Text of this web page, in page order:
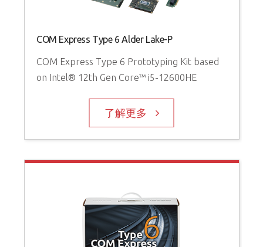
COM Express Type 6 Alder Lake-P
COM Express Type 6 Prototyping Kit based
on Intel® 12th Gen Core™ i5-12600HE
了解更多